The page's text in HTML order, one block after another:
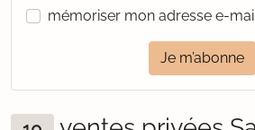
mémoriser mon adresse e-
Je m’abonne